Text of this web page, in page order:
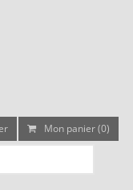
Mon panier (0)